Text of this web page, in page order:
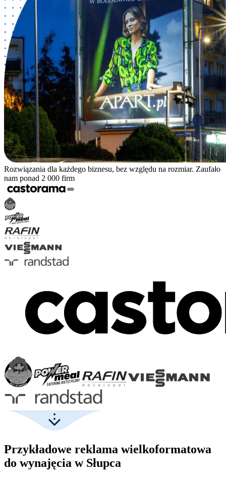
Rozwiązania dla każdego biznesu, bez względu na rozmiar. Zaufało
nam ponad 2 000 firm
Przykładowe reklama wielkoformatowa
do wynajęcia w Słupca